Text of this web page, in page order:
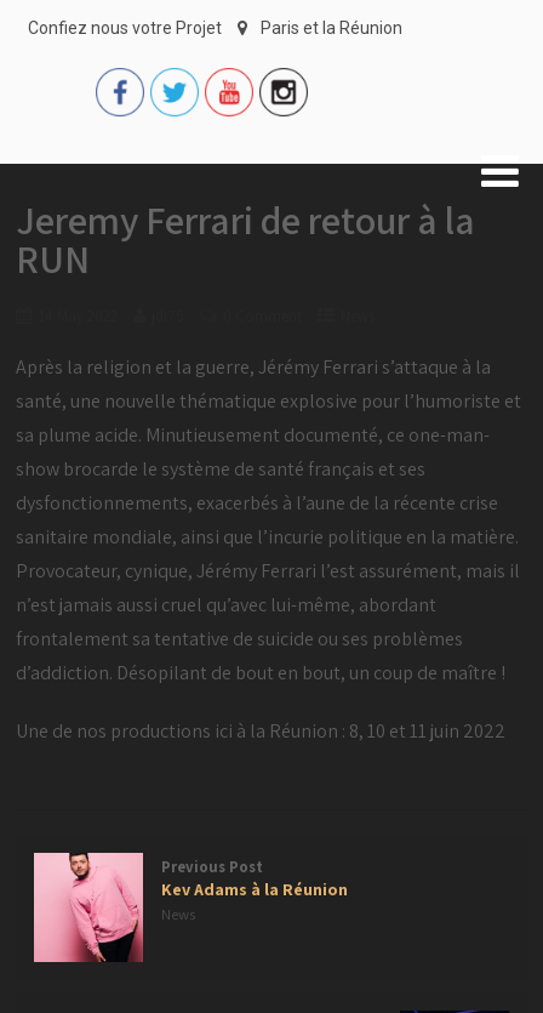
Confiez nous votre Projet Paris et la Réunion
Jeremy Ferrari de retour à la
RUN
Après la religion et la guerre, Jérémy Ferrari s’attaque à la
santé, une nouvelle thématique explosive pour l’humoriste et
sa plume acide. Minutieusement documenté, ce one-man-
show brocarde le système de santé français et ses
dysfonctionnements, exacerbés à l’aune de la récente crise
sanitaire mondiale, ainsi que l’incurie politique en la matière.
Provocateur, cynique, Jérémy Ferrari l’est assurément, mais il
n’est jamais aussi cruel qu’avec lui-même, abordant
frontalement sa tentative de suicide ou ses problèmes
d’addiction. Désopilant de bout en bout, un coup de maître !
Une de nos productions ici à la Réunion : 8, 10 et 11 juin 2022
Previous Post
Kev Adams à la Réunion
News